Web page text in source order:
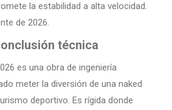
la estabilidad a alta velocidad.
de 2026.
técnica
es una obra de ingeniería
meter la diversión de una naked
deportivo. Es rígida donde